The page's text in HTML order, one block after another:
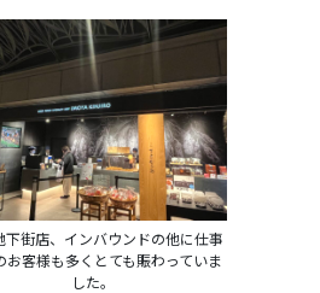
下街店、インバウンドの他に仕事
お客様も多くとても賑わっていま
した。